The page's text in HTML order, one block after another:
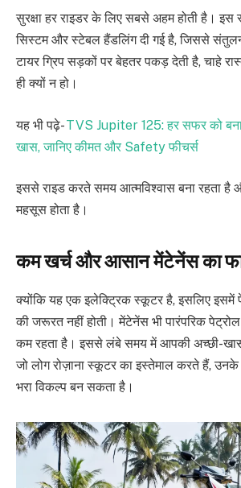
सुरक्षा हर राइडर के लिए सबसे अहम होती है।
सिस्टम और स्टेबल हैंडलिंग दी गई है, जिससे
टायर ग्रिप सड़कों पर बेहतर पकड़ देती है, चाहे
ही क्यों न हो।
यह भी पढ़े-TVS Jupiter 125: हर सफर को
खास, जानिए कीमत और Safety फीचर्स
इससे राइड करते समय आत्मविश्वास बना रहता है
महसूस होता है।
कम खर्च और आसान मेंटेनेंस का
क्योंकि यह एक इलेक्ट्रिक स्कूटर है, इसलिए
की जरूरत नहीं होती। मेंटेनेंस भी पारंपरिक
कम रहता है। इससे लंबे समय में आपकी अच्छी-
जो लोग रोज़ाना स्कूटर का इस्तेमाल करते हैं,
भरा विकल्प बन सकता है।